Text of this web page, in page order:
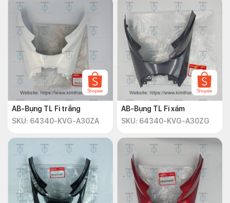
AB-Bụng TL Fi trắng
SKU: 64340-KVG-A30ZA
AB-Bụng TL Fi xám
SKU: 64340-KVG-A30ZG